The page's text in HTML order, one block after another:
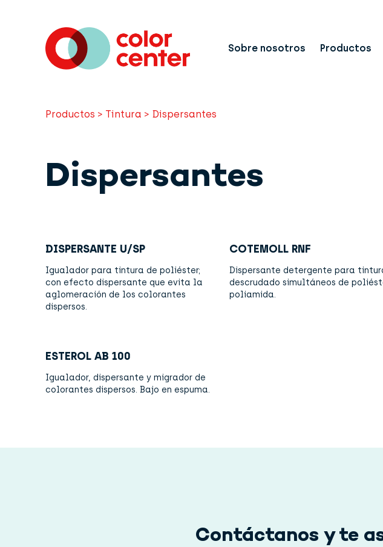
Sobre nosotros Productos
Productos > Tintura > Dispersantes
Dispersantes
DISPERSANTE U/SP
Igualador para tintura de poliéster;
con efecto dispersante que evita la
aglomeración de los colorantes
dispersos.
COTEMOLL RNF
Dispersante detergente para
descrudado simultáneos de
poliamida.
ESTEROL AB 100
Igualador, dispersante y migrador de
colorantes dispersos. Bajo en espuma.
Contáctanos y te